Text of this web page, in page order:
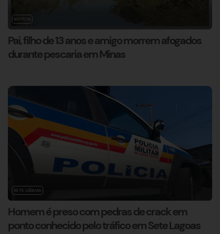
NOTÍCIA
Pai, filho de 13 anos e amigo morrem afogados
durante pescaria em Minas
SETE LAGOAS
Homem é preso com pedras de crack em
ponto conhecido pelo tráfico em Sete Lagoas